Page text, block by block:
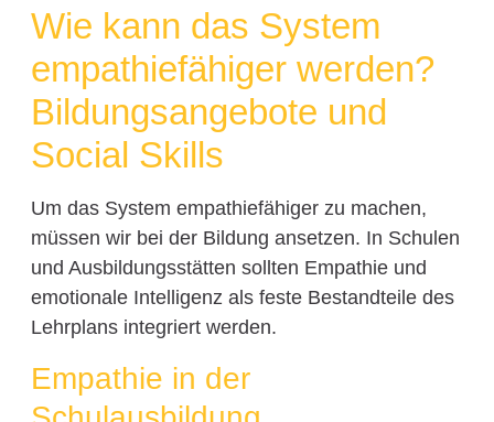
Wie kann das System
empathiefähiger werden?
Bildungsangebote und
Social Skills
Um das System empathiefähiger zu machen,
müssen wir bei der Bildung ansetzen. In Schulen
und Ausbildungsstätten sollten Empathie und
emotionale Intelligenz als feste Bestandteile des
Lehrplans integriert werden.
Empathie in der